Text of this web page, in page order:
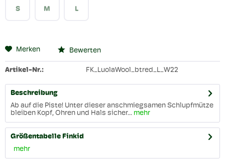
S M L
Merken Bewerten
Artikel-Nr.: FK_LuolaWool_btred_L_W22
Beschreibung
Ab auf die Piste! Unter dieser anschmiegsamen Schlupfmütze
bleiben Kopf, Ohren und Hals sicher... mehr
Größentabelle Finkid
mehr